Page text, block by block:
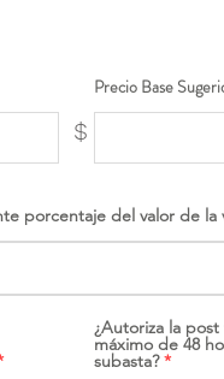
$
Precio Base
porcentaje del valor de la
¿Autoriza la
máximo de 48
subasta?